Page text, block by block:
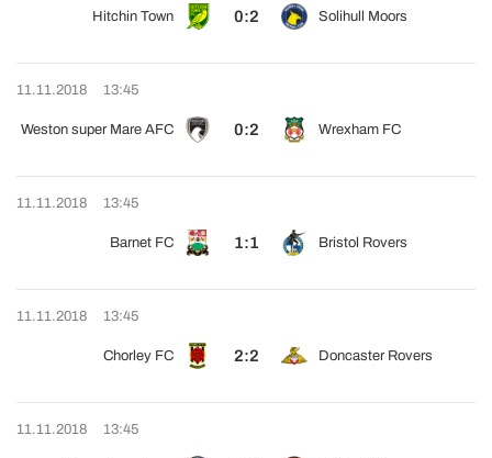
Hitchin Town 0:2 Solihull Moors
11.11.2018 13:45
Weston super Mare AFC 0:2 Wrexham FC
11.11.2018 13:45
Barnet FC 1:1 Bristol Rovers
11.11.2018 13:45
Chorley FC 2:2 Doncaster Rovers
11.11.2018 13:45